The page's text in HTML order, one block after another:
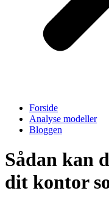
Forside
Analyse modeller
Bloggen
Sådan kan
dit kontor